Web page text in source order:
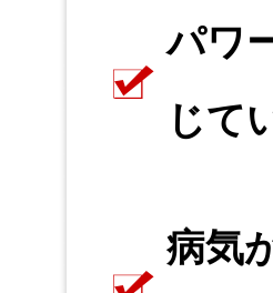
パワ
じて
病気